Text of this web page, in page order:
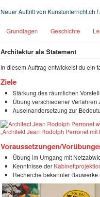
Neuer Auftritt von Kunstunterricht.ch
Grundlagen Geschichte
Architektur als Statement
In diesem Auftrag entwickelst du ein
Ziele
Stärkung des räumlichen
Übung verschiedener Verfahren
Auseinandersetzung zur
„Architekt Jean Rodolph Perronet
Voraussetzungen/
Übung im Umgang mit
Kenntnisse der
Recherche bekannter